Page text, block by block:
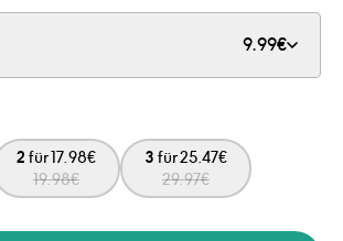
9.99€
2 für17.98€
19.98€
3 für25.47€
29.97€